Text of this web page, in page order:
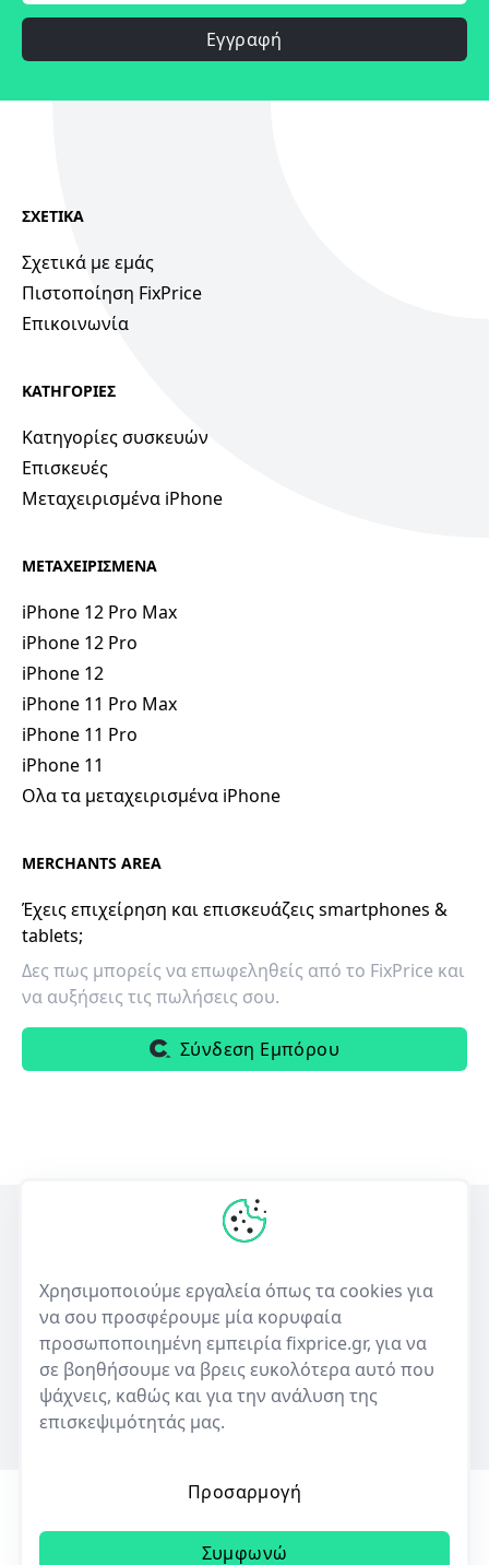
Εγγραφή
ΣΧΕΤΙΚΑ
Σχετικά με εμάς
Πιστοποίηση FixPrice
Επικοινωνία
ΚΑΤΗΓΟΡΙΕΣ
Κατηγορίες συσκευών
Επισκευές
Μεταχειρισμένα iPhone
ΜΕΤΑΧΕΙΡΙΣΜΕΝΑ
iPhone 12 Pro Max
iPhone 12 Pro
iPhone 12
iPhone 11 Pro Max
iPhone 11 Pro
iPhone 11
Ολα τα μεταχειρισμένα iPhone
MERCHANTS AREA
Έχεις επιχείρηση και επισκευάζεις smartphones &
tablets;
Δες πως μπορείς να επωφεληθείς από το FixPrice και
να αυξήσεις τις πωλήσεις σου.
Σύνδεση Εμπόρου
ηλεκτρονικών συσκευών και πώλησης μεταχειρισμένων.
50+
Καταστήματα
10,000+
Καταχωρίσεις επισκευών
© 2023 | All rights reserved
Χρησιμοποιούμε εργαλεία όπως τα cookies για
να σου προσφέρουμε μία κορυφαία
προσωποποιημένη εμπειρία fixprice.gr, για να
σε βοηθήσουμε να βρεις ευκολότερα αυτό που
ψάχνεις, καθώς και για την ανάλυση της
επισκεψιμότητάς μας.
Προσαρμογή
Συμφωνώ